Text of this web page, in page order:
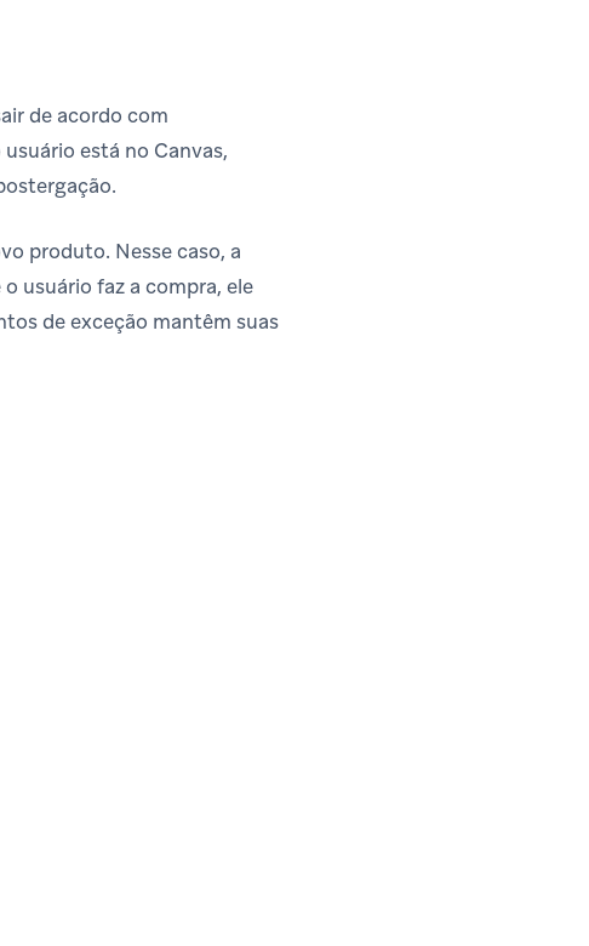
de acordo com
está no Canvas,
produto. Nesse caso, a
usuário faz a compra, ele
de exceção mantêm suas